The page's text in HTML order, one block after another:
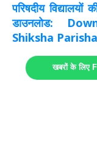
परिषदीय
डाउनलोड:
Shiksha
खबरों के लिए